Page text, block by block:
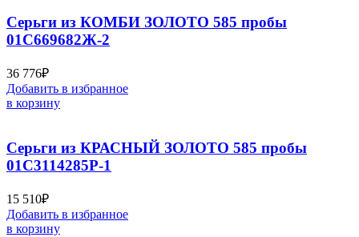
Серьги из КОМБИ ЗОЛОТО 585 пробы
01С669682Ж-2
36 776₽
Добавить в избранное
в корзину
Серьги из КРАСНЫЙ ЗОЛОТО 585 пробы
01С3114285Р-1
15 510₽
Добавить в избранное
в корзину